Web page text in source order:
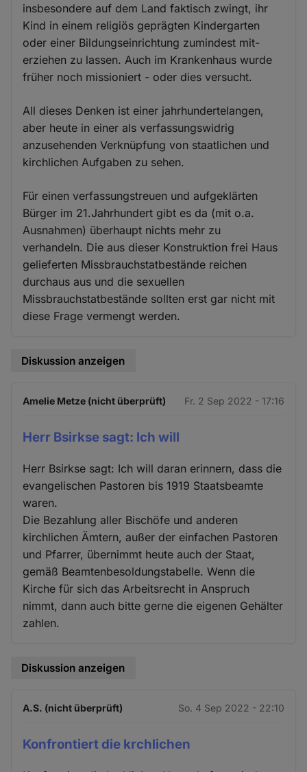
insbesondere auf dem Land faktisch zwingt, ihr
Kind in einem religiös geprägten Kindergarten
oder einer Bildungseinrichtung zumindest mit-
erziehen zu lassen. Auch im Krankenhaus wurde
früher noch missioniert - oder dies versucht.
All dieses Denken ist einer jahrhundertelangen,
aber heute in einer als verfassungswidrig
anzusehenden Verknüpfung von staatlichen und
kirchlichen Aufgaben zu sehen.
Für einen verfassungstreuen und aufgeklärten
Bürger im 21.Jahrhundert gibt es da (mit o.a.
Ausnahmen) überhaupt nichts mehr zu
verhandeln. Die aus dieser Konstruktion frei Haus
gelieferten Missbrauchstatbestände reichen
durchaus aus und die sexuellen
Missbrauchstatbestände sollten erst gar nicht mit
diese Frage vermengt werden.
Diskussion anzeigen
Amelie Metze (nicht überprüft) Fr. 2 Sep 2022 - 17:16
Herr Bsirkse sagt: Ich will
Herr Bsirkse sagt: Ich will daran erinnern, dass die
evangelischen Pastoren bis 1919 Staatsbeamte
waren.
Die Bezahlung aller Bischöfe und anderen
kirchlichen Ämtern, außer der einfachen Pastoren
und Pfarrer, übernimmt heute auch der Staat,
gemäß Beamtenbesoldungstabelle. Wenn die
Kirche für sich das Arbeitsrecht in Anspruch
nimmt, dann auch bitte gerne die eigenen Gehälter
zahlen.
Diskussion anzeigen
A.S. (nicht überprüft) So. 4 Sep 2022 - 22:10
Konfrontiert die krchlichen